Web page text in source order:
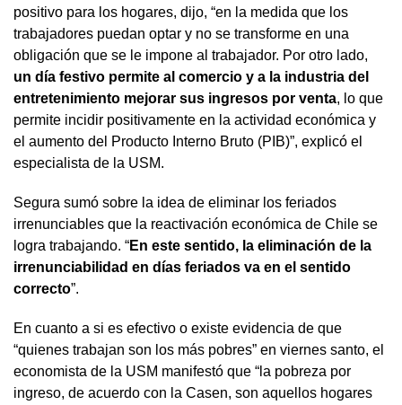
positivo para los hogares, dijo, “en la medida que los
trabajadores puedan optar y no se transforme en una
obligación que se le impone al trabajador. Por otro lado,
un día festivo permite al comercio y a la industria del
entretenimiento mejorar sus ingresos por venta, lo que
permite incidir positivamente en la actividad económica y
el aumento del Producto Interno Bruto (PIB)”, explicó el
especialista de la USM.
Segura sumó sobre la idea de eliminar los feriados
irrenunciables que la reactivación económica de Chile se
logra trabajando. “En este sentido, la eliminación de la
irrenunciabilidad en días feriados va en el sentido
correcto”.
En cuanto a si es efectivo o existe evidencia de que
“quienes trabajan son los más pobres” en viernes santo, el
economista de la USM manifestó que “la pobreza por
ingreso, de acuerdo con la Casen, son aquellos hogares